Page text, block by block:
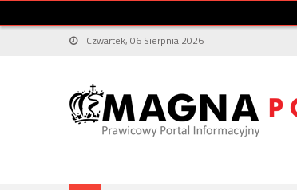
Czwartek, 06 Sierpnia 2026